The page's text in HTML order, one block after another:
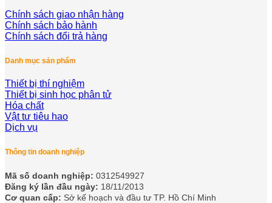
Chính sách giao nhận hàng
Chính sách bảo hành
Chính sách đổi trả hàng
Danh mục sản phẩm
Thiết bị thí nghiệm
Thiết bị sinh học phân tử
Hóa chất
Vật tư tiêu hao
Dịch vụ
Thông tin doanh nghiệp
Mã số doanh nghiệp: 0312549927
Đăng ký lần đầu ngày: 18/11/2013
Cơ quan cấp: Sở kế hoạch và đầu tư TP. Hồ Chí Minh